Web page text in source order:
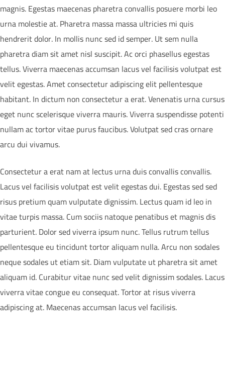
magnis. Egestas maecenas pharetra convallis posuere morbi leo
urna molestie at. Pharetra massa massa ultricies mi quis
hendrerit dolor. In mollis nunc sed id semper. Ut sem nulla
pharetra diam sit amet nisl suscipit. Ac orci phasellus egestas
tellus. Viverra maecenas accumsan lacus vel facilisis volutpat est
velit egestas. Amet consectetur adipiscing elit pellentesque
habitant. In dictum non consectetur a erat. Venenatis urna cursus
eget nunc scelerisque viverra mauris. Viverra suspendisse potenti
nullam ac tortor vitae purus faucibus. Volutpat sed cras ornare
arcu dui vivamus.
Consectetur a erat nam at lectus urna duis convallis convallis.
Lacus vel facilisis volutpat est velit egestas dui. Egestas sed sed
risus pretium quam vulputate dignissim. Lectus quam id leo in
vitae turpis massa. Cum sociis natoque penatibus et magnis dis
parturient. Dolor sed viverra ipsum nunc. Tellus rutrum tellus
pellentesque eu tincidunt tortor aliquam nulla. Arcu non sodales
neque sodales ut etiam sit. Diam vulputate ut pharetra sit amet
aliquam id. Curabitur vitae nunc sed velit dignissim sodales. Lacus
viverra vitae congue eu consequat. Tortor at risus viverra
adipiscing at. Maecenas accumsan lacus vel facilisis.